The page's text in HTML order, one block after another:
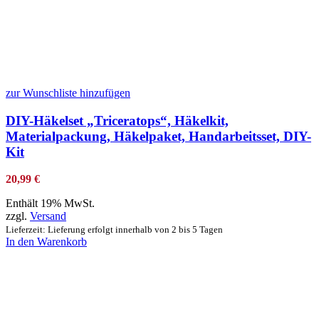
zur Wunschliste hinzufügen
DIY-Häkelset „Triceratops“, Häkelkit,
Materialpackung, Häkelpaket, Handarbeitsset, DIY-
Kit
20,99 €
Enthält 19% MwSt.
zzgl. Versand
Lieferzeit: Lieferung erfolgt innerhalb von 2 bis 5 Tagen
In den Warenkorb